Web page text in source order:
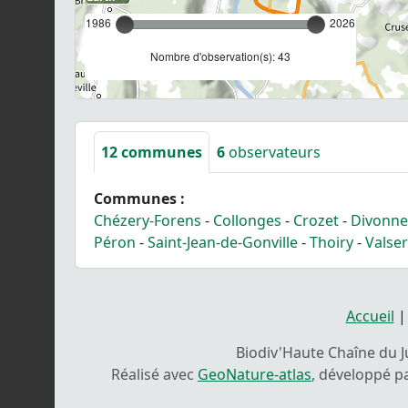
1986 2026
Nombre d'observation(s): 43
12communes 6observateurs
Communes :
Chézery-Forens - Collonges - Crozet-
Péron -Saint-Jean-de-Gonville-Thoiry-
Accueil
Biodiv'Haute Chaîne du
Réalisé avec GeoNature-atlas, développé